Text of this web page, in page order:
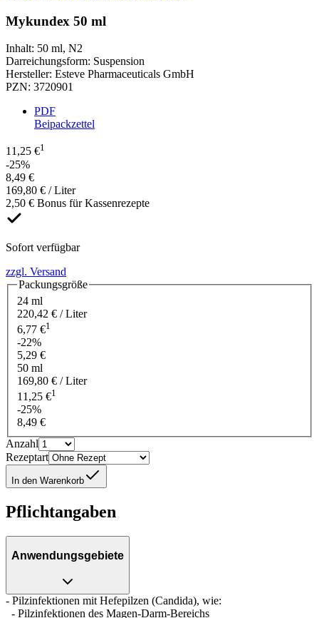
Mykundex 50 ml
Inhalt: 50 ml, N2
Darreichungsform: Suspension
Hersteller: Esteve Pharmaceuticals GmbH
PZN: 3720901
PDF
Beipackzettel
11,25 €1
-25%
8,49 €
169,80 € / Liter
2,50 € Bonus für Kassenrezepte
Sofort verfügbar
zzgl. Versand
Packungsgröße
24 ml
220,42 € / Liter
6,77 €1
-22%
5,29 €
50 ml
169,80 € / Liter
11,25 €1
-25%
8,49 €
Anzahl
Rezeptart
In den Warenkorb
Pflichtangaben
Anwendungsgebiete
- Pilzinfektionen mit Hefepilzen (Candida), wie:
- Pilzinfektionen des Magen-Darm-Bereichs